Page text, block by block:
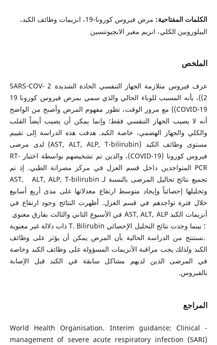
الكلمات المفتاحية:
مرض فيروس كورونا-19، انزيمات وظائف الكبد،
البيلوروبين الكلي، انزيم مغير الانجيوتنسين
الملخص
عرف فيروس متلازمة الجهاز التنفسي الحادة الشديدة 2 SARS-COV-
2))، بأنه المسبب للوباء الحالي والذي سمي بمرض فيروس كورونا 19
COVID-19)) مع مرور الوقت، تطور مفهوم المرض وأصبح من الواضح
أنه لا يصيب الجهاز التنفسي فقط؛ وإنما يمكن أن يصيب أيضاً القلب
والكلي والجهاز الهضمي، خاصة الكبد. هدفت هذه الدراسة إلى تقييم
مستوى وظائف الكبد (AST, ALT, ALP, T-bilirubin) لدى مرضى
فيروس كورونا (COVID-19)، والذين تم تشخيصهم بواسطة اختبار RT-
PCR المتواجدين داخل قسم العزل في مركز مصراتة الطبي. إذ تم
تجميع نتائج تحاليل المرضى بالنسبة لـ AST, ALT, ALP, T-bilirubin
وتحليلها إحصائياً وإيجاد متوسط ارتفاع معدلاتها على مدى أربع أسابيع
خلال فترة تواجدهم في قسم العزل. أظهرت النتائج وجود ارتفاع في
أنزيمات الكبد AST, ALT, ALP في الأسبوع الثاني والثالث بفارق معنوي
؛ بينما وجدت نتائج التحليل الإحصائي T. Bilirubin ذات دلالة غير معنوية
.نستنتج من الدراسة الحالية بأن المرض يمكن أن يؤثر على وظائف
الكبد ولذلك يجب مراقبة الأنزيمات المسؤولة على وظائف الكبد وخاصة
في المرضى الذين لديهم مشاكل سابقة في الكبد قبل الإصابة
بالفيروس.
المراجع
- World Health Organisation. Interim guidance: Clinical
management of severe acute respiratory infection (SARI)